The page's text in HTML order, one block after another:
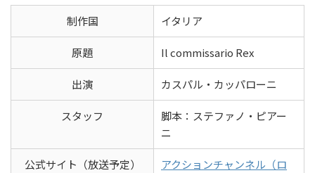
制作国 イタリア
原題 Il commissario Rex
出演 カスパル・カッパローニ
スタッフ
脚本：ステファノ・ピアー
ニ
公式サイト（放送予定）
アクションチャンネル（ロ